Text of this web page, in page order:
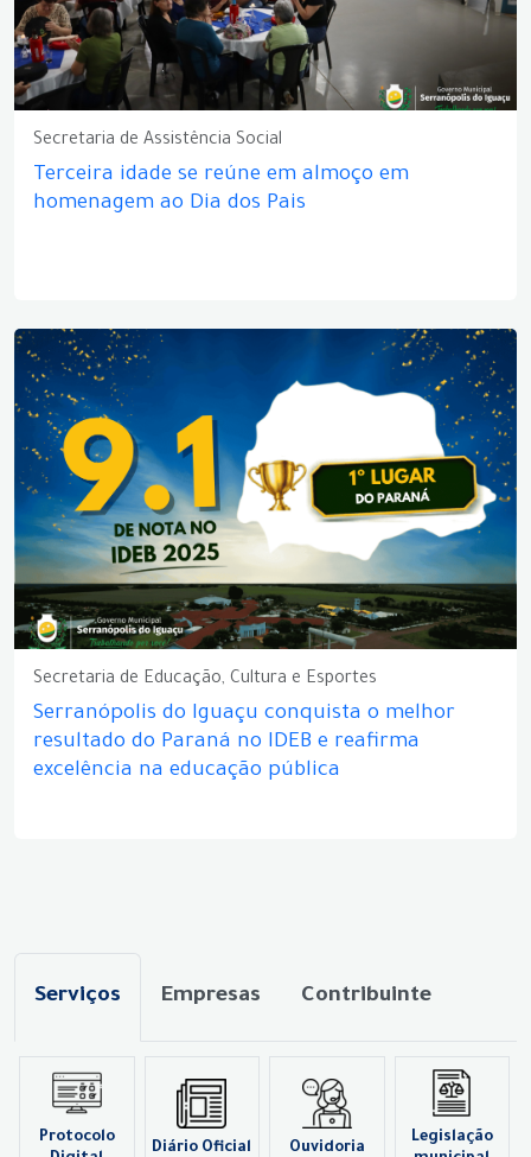
Secretaria de Assistência Social
Terceira idade se reúne em almoço em
homenagem ao Dia dos Pais
Secretaria de Educação, Cultura e Esportes
Serranópolis do Iguaçu conquista o melhor
resultado do Paraná no IDEB e reafirma
excelência na educação pública
Serviços Empresas Contribuinte
Protocolo
Diário Oficial Ouvidoria
Legislação